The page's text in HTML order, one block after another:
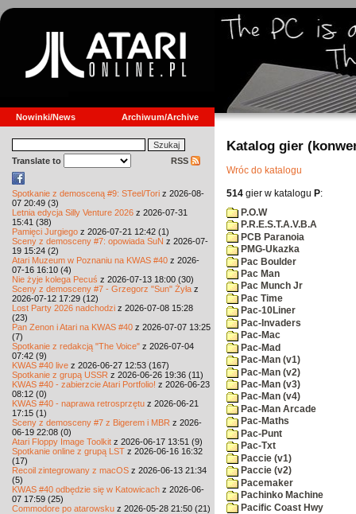
Nowinki/News Archiwum/Archive
Translate to RSS
Spotkanie z demosceną #9: STeel/Tori z 2026-08-
07 20:49 (3)
Letnia edycja Silly Venture 2026 z 2026-07-31
15:41 (38)
Pamięci Jurgiego z 2026-07-21 12:42 (1)
Sceny z demosceny #7: opowiada SuN z 2026-07-
19 15:24 (2)
Atari Muzeum w Poznaniu na KWAS #40 z 2026-
07-16 16:10 (4)
Nie żyje kolega Pecuś z 2026-07-13 18:00 (30)
Sceny z demosceny #7 - Grzegorz "Sun" Żyła z
2026-07-12 17:29 (12)
Lost Party 2026 nadchodzi z 2026-07-08 15:28
(23)
Pan Zenon i Atari na KWAS #40 z 2026-07-07 13:25
(7)
Spotkanie z redakcją "The Voice" z 2026-07-04
07:42 (9)
KWAS #40 live z 2026-06-27 12:53 (167)
Spotkanie z grupą USSR z 2026-06-26 19:36 (11)
KWAS #40 - zabierzcie Atari Portfolio! z 2026-06-23
08:12 (0)
KWAS #40 - naprawa retrosprzętu z 2026-06-21
17:15 (1)
Sceny z demosceny #7 z Bigerem i MBR z 2026-
06-19 22:08 (0)
Atari Floppy Image Toolkit z 2026-06-17 13:51 (9)
Spotkanie online z grupą LST z 2026-06-16 16:32
(17)
Recoil zintegrowany z macOS z 2026-06-13 21:34
(5)
KWAS #40 odbędzie się w Katowicach z 2026-06-
07 17:59 (25)
Commodore po atarowsku z 2026-05-28 21:50 (21)
Katalog gier
Wróc do katalogu
514 gier w katalogu P:
P.O.W
P.R.E.S.T.A.V.B.A
PCB Paranoia
PMG-Ukazka
Pac Boulder
Pac Man
Pac Munch Jr
Pac Time
Pac-10Liner
Pac-Invaders
Pac-Mac
Pac-Mad
Pac-Man (v1)
Pac-Man (v2)
Pac-Man (v3)
Pac-Man (v4)
Pac-Man Arcade
Pac-Maths
Pac-Punt
Pac-Txt
Paccie (v1)
Paccie (v2)
Pacemaker
Pachinko Machine
Pacific Coast Hwy